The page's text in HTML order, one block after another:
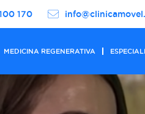
170
MEDICINA REGENERATIVA